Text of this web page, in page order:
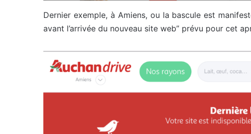
Dernier exemple, à Amiens, ou la bascule est
avant l’arrivée du nouveau site web” prévu pour cet